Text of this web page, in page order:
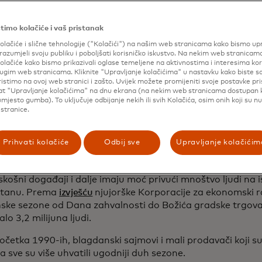
možda nije prva riječ koja vam padne na pamet kada
atmosferu New Yorka. Božić u New Yorku poznat je
i pomalo frenetičan. Djed Mraz stiže u oblaku
paradi za Dan zahvalnosti. Početkom prosinca,
prati paljenje jelke Rockefeller centra, uz nastupe
cijelog mjeseca, turisti i ljubitelji odmora prolaze
divili se raskošnim izlozima velikih robnih kuća ili satima
drveta. Zatim, ne zaboravimo, prosinac
svjetskih proslava Nove godine, na Times Squareu.
događaji i dalje imaju moć privući mnoštvo ljudi na
Prema izvješću njujorške Korporacije za ekonomski
sezone od Dana zahvalnosti do Božića gradske
3,2 milijuna ljudi.
1990-ih, blagdanski sajmovi i mali prodavači koji
sve su više uhvatili ugodniji duh sezone.
kolačiće i vaš pristanak
i slične tehnologije ("Kolačići") na našim web stranicama kako bismo
svoju publiku i poboljšati korisničko iskustvo. Na nekim web
kako bismo prikazivali oglase temeljene na aktivnostima i interesima
web stranicama. Kliknite "Upravljanje kolačićima" u nastavku kako biste
na ovoj web stranici i zašto. Uvijek možete promijeniti svoje postavke
"Upravljanje kolačićima" na dnu ekrana (na nekim web stranicama dostupan
gumba). To uključuje odbijanje nekih ili svih Kolačića, osim onih koji su
Prihvati kolačiće Odbij sve Upravljanje